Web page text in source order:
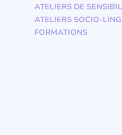
ATELIERS DE
ATELIERS SOCIO-
FORMATIONS